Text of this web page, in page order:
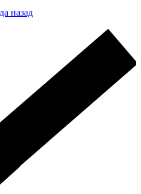
назад